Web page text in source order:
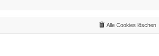
Alle Cookies löschen